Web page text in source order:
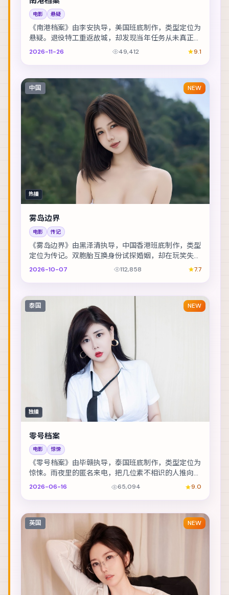
电影 悬疑
《南港档案》由李安执导，美国班底制作，类型定位为
悬疑。退役特工重返故城，却发现当年任务从未真正结
束。主演包括绫野刚、易烊千玺、廖凡 等，表演层次...
2026-11-26 49,412 9.1
中国 NEW
热播
雾岛边界
电影 传记
《雾岛边界》由黑泽清执导，中国香港班底制作，类型
定位为传记。双胞胎互换身份试探婚姻，却在玩笑失控
后难以收场。主演包括舒淇、雷佳音、汤唯 等，表演...
2026-10-07 112,858 7.7
泰国 NEW
独播
零号档案
电影 惊悚
《零号档案》由毕赣执导，泰国班底制作，类型定位为
惊悚。雨夜里的匿名来电，把几位素不相识的人推向同
一条危途。主演包括沈腾、提莫西·查拉梅、王凯 等...
2026-06-16 65,094 9.0
英国 NEW